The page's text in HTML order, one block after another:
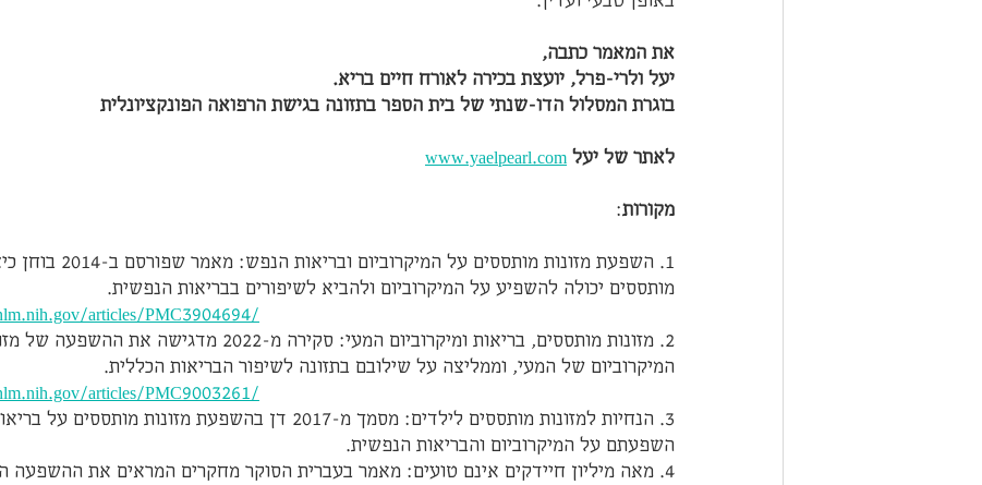
את המאמר כתבה,
יעל ולרי-פרל, יועצת בכירה לאורח חיים בריא.
בוגרת המסלול הדו-שנתי של בית הספר בתזונה בגישת הרפואה הפונקציונלית
לאתר של יעל www.yaelpearl.com
מקורות:
1. השפעת מזונות מותססים על
מותססים יכולה להשפיע על המיקרוביום ולהביא לשיפורים בבריאות הנפשית.
articles/PMC3904694/
2. מזונות מותססים, בריאות ומיקרוביום המעי: סקירה מ-2022
המיקרוביום של המעי, וממליצה על שילובם בתזונה לשיפור הבריאות הכללית.
articles/PMC9003261/
3. הנחיות למזונות מותססים לילדים: מסמך מ-2017 דן בהשפעת מזונות
השפעתם על המיקרוביום והבריאות הנפשית.
4. מאה מיליון חיידקים אינם טועים: מאמר בעברית הסוקר מחקרים המראים את